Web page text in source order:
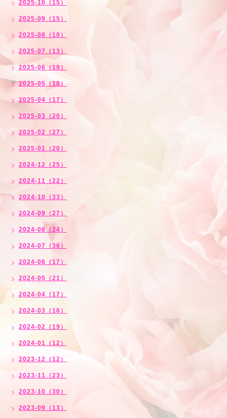
2025-10（15）
2025-09（15）
2025-08（10）
2025-07（13）
2025-06（19）
2025-05（18）
2025-04（17）
2025-03（20）
2025-02（27）
2025-01（20）
2024-12（25）
2024-11（22）
2024-10（33）
2024-09（27）
2024-08（24）
2024-07（36）
2024-06（17）
2024-05（21）
2024-04（17）
2024-03（16）
2024-02（19）
2024-01（12）
2023-12（12）
2023-11（23）
2023-10（30）
2023-09（13）